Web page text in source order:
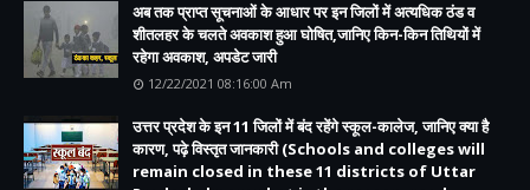
अब तक प्राप्त सूचनाओं के आधार पर इन जिलों में अत्यधिक ठंड व
शीतलहर के चलते अवकाश हुआ घोषित,जानिए किन-किन तिथियों में
रहेगा अवकाश, अपडेट जारी
12/22/2021 08:16:00 Am
उत्तर प्रदेश के इन 11 जिलों में बंद रहेंगे स्कूल-कालेज, जानिए क्या है
कारण, पढ़े विस्तृत जानकारी (Schools and colleges will
remain closed in these 11 districts of Uttar